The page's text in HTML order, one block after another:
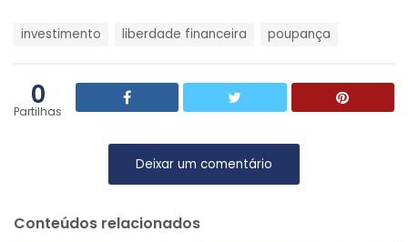
investimento liberdade financeira poupança
0
Partilhas
Deixar um comentário
Conteúdos relacionados